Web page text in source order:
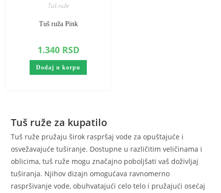
Tuš ruže
Tuš ruža Pink
1.340 RSD
Dodaj u korpu
Tuš ruže za kupatilo
Tuš ruže pružaju širok raspršaj vode za opuštajuće i
osvežavajuće tuširanje. Dostupne u različitim veličinama i
oblicima, tuš ruže mogu značajno poboljšati vaš doživljaj
tuširanja. Njihov dizajn omogućava ravnomerno
raspršivanje vode, obuhvatajući celo telo i pružajući osećaj